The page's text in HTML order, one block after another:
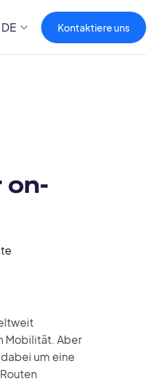
DE Kontaktiere uns
on-
Mobilität. Aber
um eine